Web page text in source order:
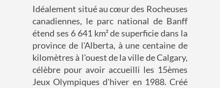
Idéalement situé au cœur des Rocheuses
canadiennes, le parc national de Banff
étend ses 6 641 km² de superficie dans la
province de l'Alberta, à une centaine de
kilomètres à l'ouest de la ville de Calgary,
célèbre pour avoir accueilli les 15èmes
Jeux Olympiques d'hiver en 1988. Créé